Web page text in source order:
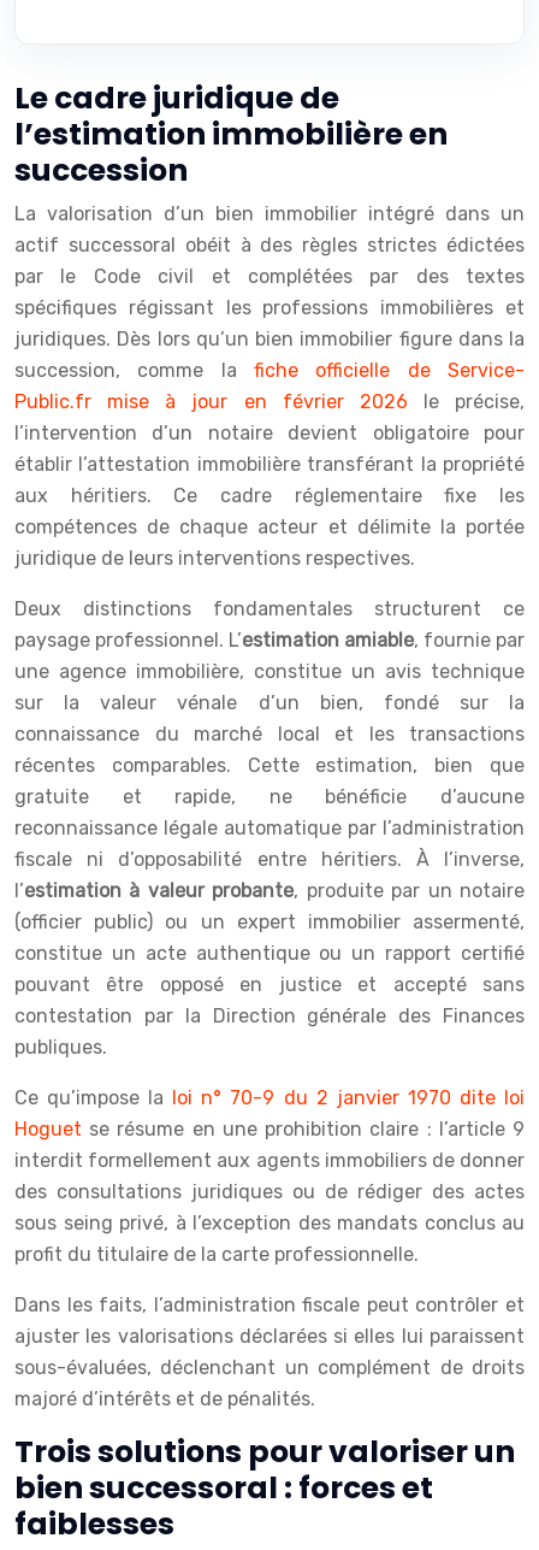
Le cadre juridique de
l’estimation immobilière en
succession
La valorisation d’un bien immobilier intégré dans un
actif successoral obéit à des règles strictes édictées
par le Code civil et complétées par des textes
spécifiques régissant les professions immobilières et
juridiques. Dès lors qu’un bien immobilier figure dans la
succession, comme la fiche officielle de Service-
Public.fr mise à jour en février 2026 le précise,
l’intervention d’un notaire devient obligatoire pour
établir l’attestation immobilière transférant la propriété
aux héritiers. Ce cadre réglementaire fixe les
compétences de chaque acteur et délimite la portée
juridique de leurs interventions respectives.
Deux distinctions fondamentales structurent ce
paysage professionnel. L’estimation amiable, fournie par
une agence immobilière, constitue un avis technique
sur la valeur vénale d’un bien, fondé sur la
connaissance du marché local et les transactions
récentes comparables. Cette estimation, bien que
gratuite et rapide, ne bénéficie d’aucune
reconnaissance légale automatique par l’administration
fiscale ni d’opposabilité entre héritiers. À l’inverse,
l’estimation à valeur probante, produite par un notaire
(officier public) ou un expert immobilier assermenté,
constitue un acte authentique ou un rapport certifié
pouvant être opposé en justice et accepté sans
contestation par la Direction générale des Finances
publiques.
Ce qu’impose la
loi n° 70-9 du 2 janvier 1970 dite loi
Hoguet se résume en une prohibition claire : l’article 9
interdit formellement aux agents immobiliers de donner
des consultations juridiques ou de rédiger des actes
sous seing privé, à l’exception des mandats conclus au
profit du titulaire de la carte professionnelle.
Dans les faits, l’administration fiscale peut contrôler et
ajuster les valorisations déclarées si elles lui paraissent
sous-évaluées, déclenchant un complément de droits
majoré d’intérêts et de pénalités.
Trois solutions pour valoriser un
bien successoral : forces et
faiblesses